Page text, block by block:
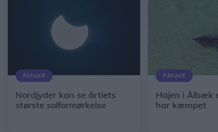
Aktuelt
Nordjyder kan se årtiets
største solformørkelse
Aktuelt
Hajen i Ålbæk
har kæmpet